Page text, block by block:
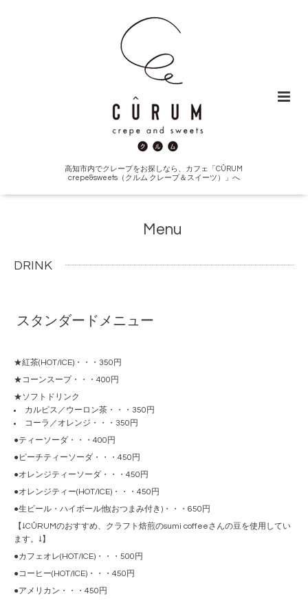
高知市内でクレープをお探しなら、カフェ「CÛRUM
crepe&sweets（クルム クレープ＆スイーツ）」へ
Menu
DRINK
スタンダードメニュー
★紅茶(HOT/ICE)・・・350円
★コーンスープ・・・400円
★ソフトドリンク
カルピス／ウーロン茶・・・350円
コーラ／オレンジ・・・350円
●ティーソーダ・・・400円
●ピーチティーソーダ・・・450円
●オレンジティーソーダ・・・450円
●オレンジティー(HOT/ICE)・・・450円
●生ビール・ハイボール他(おつまみ付き)・・・650円
【↓CÛRUMのおすすめ、クラフト焙煎のsumi coffeeさんの豆を使用してい
ます。↓】
●カフェオレ(HOT/ICE)・・・500円
●コーヒー(HOT/ICE)・・・450円
●アメリカン・・・450円